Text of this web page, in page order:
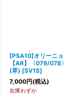
[PSA10]オリーニョ
【AR】〈079/078〉
(草) [SV1S]
7,000円(税込)
在庫わずか